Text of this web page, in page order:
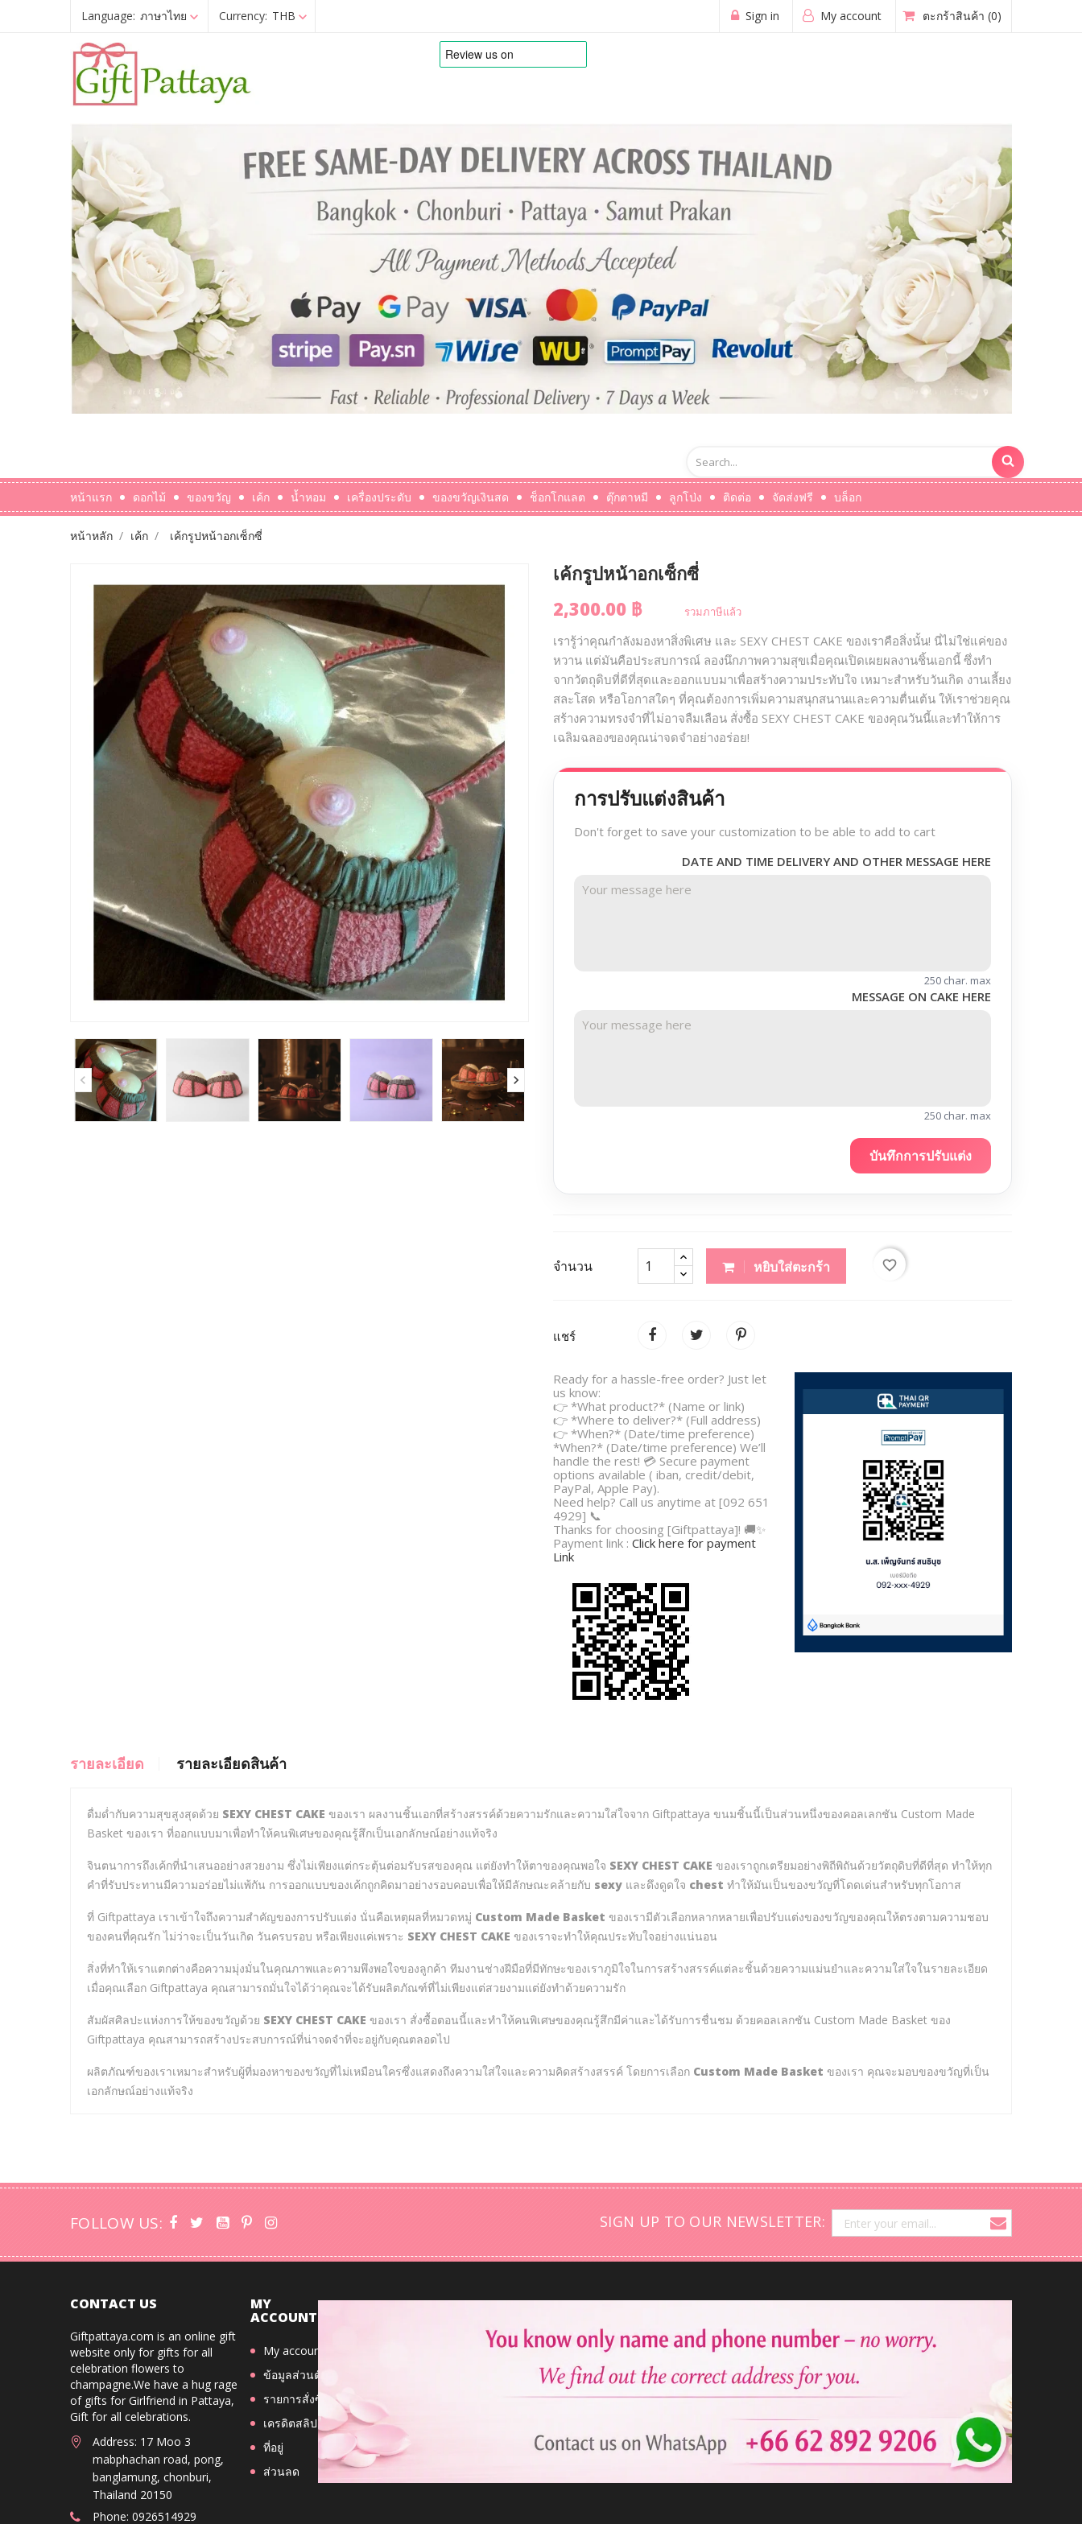
Language: ภาษาไทย Currency: THB My account
Sign in ตะกร้าสินค้า (0)
หน้าแรก ดอกไม้ ของขวัญ เค้ก น้ำหอม เครื่องประดับ ของขวัญเงินสด ช็อกโกแลต ตุ๊กตาหมี ลูกโป่ง ติดต่อ จัดส่งฟรี บล็อก
หน้าหลัก เค้ก เค้กรูปหน้าอกเซ็กซี่
เค้กรูปหน้าอกเซ็กซี่
2,300.00 ฿
รวมภาษีแล้ว
เรารู้ว่าคุณกำลังมองหาสิ่งพิเศษ และ SEXY CHEST CAKE ของเราคือสิ่งนั้น! นี่ไม่ใช่แค่ของ
หวาน แต่มันคือประสบการณ์ ลองนึกภาพความสุขเมื่อคุณเปิดเผยผลงานชิ้นเอกนี้ ซึ่งทำ
จากวัตถุดิบที่ดีที่สุดและออกแบบมาเพื่อสร้างความประทับใจ เหมาะสำหรับวันเกิด งานเลี้ยง
สละโสด หรือโอกาสใดๆ ที่คุณต้องการเพิ่มความสนุกสนานและความตื่นเต้น ให้เราช่วยคุณ
สร้างความทรงจำที่ไม่อาจลืมเลือน สั่งซื้อ SEXY CHEST CAKE ของคุณวันนี้และทำให้การ
เฉลิมฉลองของคุณน่าจดจำอย่างอร่อย!
การปรับแต่งสินค้า
Don't forget to save your customization to be able to add to cart
DATE AND TIME DELIVERY AND OTHER MESSAGE HERE
250 char. max
MESSAGE ON CAKE HERE
250 char. max
บันทึกการปรับแต่ง
จำนวน หยิบใส่ตะกร้า favorite_border
แชร์
Ready for a hassle-free order? Just let
us know:
👉 *What product?* (Name or link)
👉 *Where to deliver?* (Full address)
👉 *When?* (Date/time preference)
*When?* (Date/time preference) We’ll
handle the rest! 💳 Secure payment
options available ( iban, credit/debit,
PayPal, Apple Pay).
Need help? Call us anytime at [092 651
4929] 📞
Thanks for choosing [Giftpattaya]! 🚚✨
Payment link : Click here for payment
Link
รายละเอียด รายละเอียดสินค้า
ดื่มด่ำกับความสุขสูงสุดด้วย SEXY CHEST CAKE ของเรา ผลงานชิ้นเอกที่สร้างสรรค์ด้วยความรักและความใส่ใจจาก Giftpattaya ขนมชิ้นนี้เป็นส่วนหนึ่งของคอลเลกชัน Custom Made
Basket ของเรา ที่ออกแบบมาเพื่อทำให้คนพิเศษของคุณรู้สึกเป็นเอกลักษณ์อย่างแท้จริง
จินตนาการถึงเค้กที่นำเสนออย่างสวยงาม ซึ่งไม่เพียงแต่กระตุ้นต่อมรับรสของคุณ แต่ยังทำให้ตาของคุณพอใจ SEXY CHEST CAKE ของเราถูกเตรียมอย่างพิถีพิถันด้วยวัตถุดิบที่ดีที่สุด ทำให้ทุก
คำที่รับประทานมีความอร่อยไม่แพ้กัน การออกแบบของเค้กถูกคิดมาอย่างรอบคอบเพื่อให้มีลักษณะคล้ายกับ sexy และดึงดูดใจ chest ทำให้มันเป็นของขวัญที่โดดเด่นสำหรับทุกโอกาส
ที่ Giftpattaya เราเข้าใจถึงความสำคัญของการปรับแต่ง นั่นคือเหตุผลที่หมวดหมู่ Custom Made Basket ของเรามีตัวเลือกหลากหลายเพื่อปรับแต่งของขวัญของคุณให้ตรงตามความชอบ
ของคนที่คุณรัก ไม่ว่าจะเป็นวันเกิด วันครบรอบ หรือเพียงแค่เพราะ SEXY CHEST CAKE ของเราจะทำให้คุณประทับใจอย่างแน่นอน
สิ่งที่ทำให้เราแตกต่างคือความมุ่งมั่นในคุณภาพและความพึงพอใจของลูกค้า ทีมงานช่างฝีมือที่มีทักษะของเราภูมิใจในการสร้างสรรค์แต่ละชิ้นด้วยความแม่นยำและความใส่ใจในรายละเอียด
เมื่อคุณเลือก Giftpattaya คุณสามารถมั่นใจได้ว่าคุณจะได้รับผลิตภัณฑ์ที่ไม่เพียงแต่สวยงามแต่ยังทำด้วยความรัก
สัมผัสศิลปะแห่งการให้ของขวัญด้วย SEXY CHEST CAKE ของเรา สั่งซื้อตอนนี้และทำให้คนพิเศษของคุณรู้สึกมีค่าและได้รับการชื่นชม ด้วยคอลเลกชัน Custom Made Basket ของ
Giftpattaya คุณสามารถสร้างประสบการณ์ที่น่าจดจำที่จะอยู่กับคุณตลอดไป
ผลิตภัณฑ์ของเราเหมาะสำหรับผู้ที่มองหาของขวัญที่ไม่เหมือนใครซึ่งแสดงถึงความใส่ใจและความคิดสร้างสรรค์ โดยการเลือก Custom Made Basket ของเรา คุณจะมอบของขวัญที่เป็น
เอกลักษณ์อย่างแท้จริง
SIGN UP TO OUR NEWSLETTER:
FOLLOW US:
CONTACT US
Giftpattaya.com is an online gift
website only for gifts for all
celebration flowers to
champagne.We have a hug rage
of gifts for Girlfriend in Pattaya,
Gift for all celebrations.
Address: 17 Moo 3
mabphachan road, pong,
banglamung, chonburi,
Thailand 20150
Phone: 0926514929
MY
ACCOUNT
My account
ข้อมูลส่วนตัว
รายการสั่งซื้อ
เครดิตสลิป
ที่อยู่
ส่วนลด